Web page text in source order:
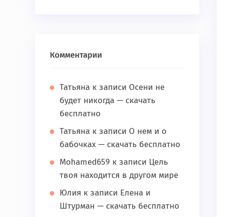
Комментарии
Татьяна к записи Осени не
будет никогда — скачать
бесплатно
Татьяна к записи О нем и о
бабочках — скачать бесплатно
Mohamed659 к записи Цель
твоя находится в другом мире
Юлия к записи Елена и
Штурман — скачать бесплатно